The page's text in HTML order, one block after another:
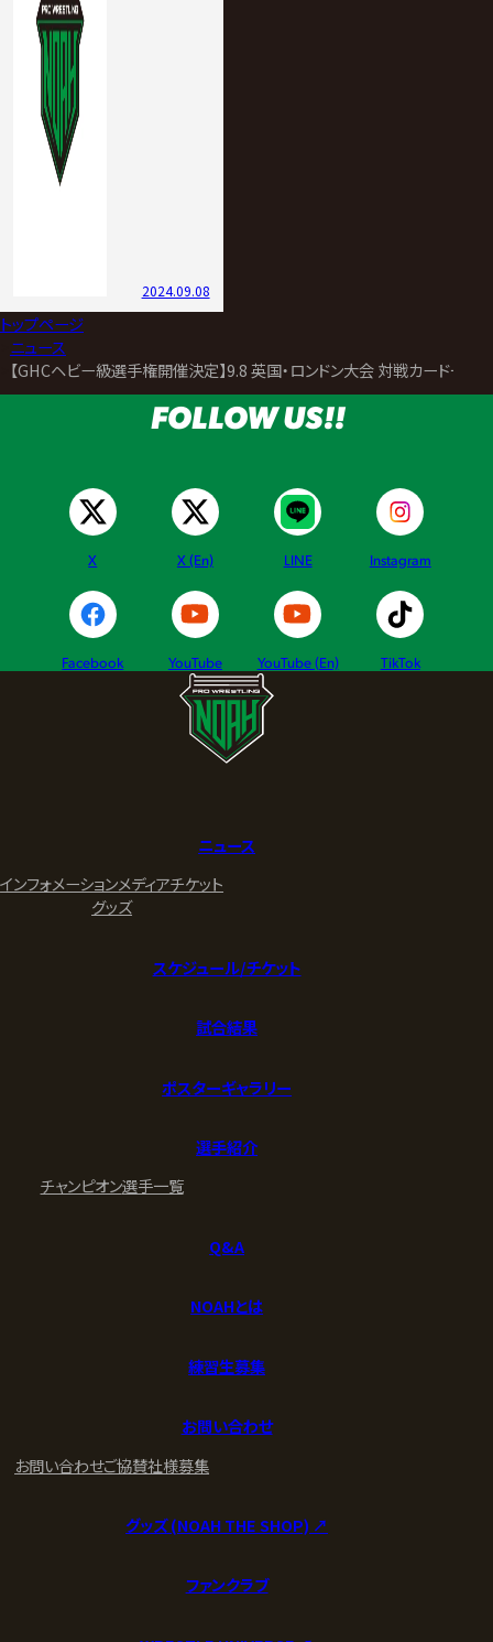
2024.09.08
トップページ
ニュース
【GHCヘビー級選手権開催決定】9.8 英国・ロンドン大会 対戦カード一部
FOLLOW US!!
X X (En) LINE Instagram
Facebook YouTube YouTube (En) TikTok
ニュース
インフォメーションメディアチケット
グッズ
スケジュール/チケット
試合結果
ポスターギャラリー
選手紹介
チャンピオン選手一覧
Q&A
NOAHとは
練習生募集
お問い合わせ
お問い合わせご協賛社様募集
グッズ (NOAH THE SHOP) ↗︎
ファンクラブ